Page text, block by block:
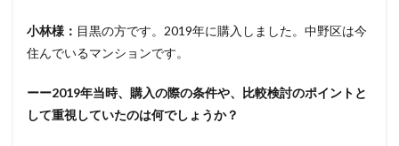
小林様： 目黒の方です。2019年に購入しました。中野区は今
住んでいるマンションです。
ーー2019年当時、購入の際の条件や、比較検討のポイントと
して重視していたのは何でしょうか？